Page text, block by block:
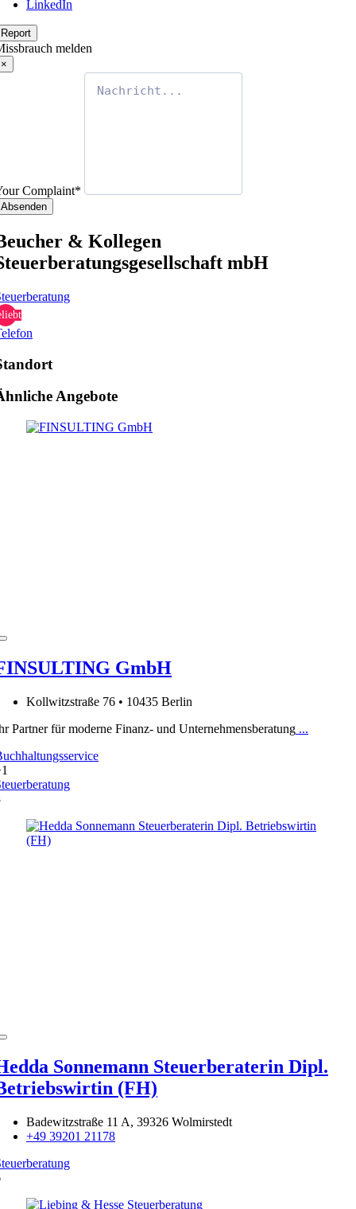
LinkedIn
Report
melden
×
Complaint*
Absenden
& Kollegen
mbH
Angebote
GmbH
Kollwitzstraße 76 • 10435 Berlin
Partner für moderne Finanz- und Unternehmensberatung ...
Sonnemann Steuerberaterin Dipl.
(FH)
Badewitzstraße 11 A, 39326 Wolmirstedt
+49 39201 21178